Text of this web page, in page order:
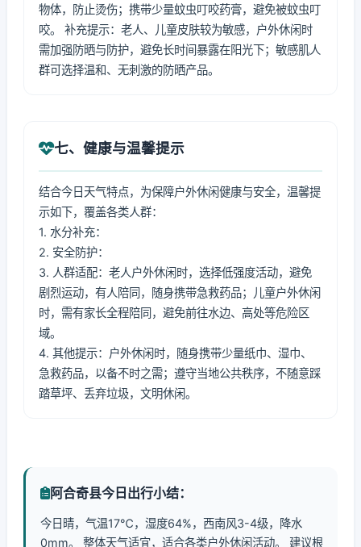
物体，防止烫伤；携带少量蚊虫叮咬药膏，避免被蚊虫叮
咬。 补充提示：老人、儿童皮肤较为敏感，户外休闲时
需加强防晒与防护，避免长时间暴露在阳光下；敏感肌人
群可选择温和、无刺激的防晒产品。
七、健康与温馨提示
结合今日天气特点，为保障户外休闲健康与安全，温馨提
示如下，覆盖各类人群：
1. 水分补充：
2. 安全防护：
3. 人群适配：老人户外休闲时，选择低强度活动，避免
剧烈运动，有人陪同，随身携带急救药品；儿童户外休闲
时，需有家长全程陪同，避免前往水边、高处等危险区
域。
4. 其他提示：户外休闲时，随身携带少量纸巾、湿巾、
急救药品，以备不时之需；遵守当地公共秩序，不随意踩
踏草坪、丢弃垃圾，文明休闲。
阿合奇县今日出行小结：
今日晴，气温17℃，湿度64%，西南风3-4级，降水
0mm。 整体天气适宜，适合各类户外休闲活动。 建议根